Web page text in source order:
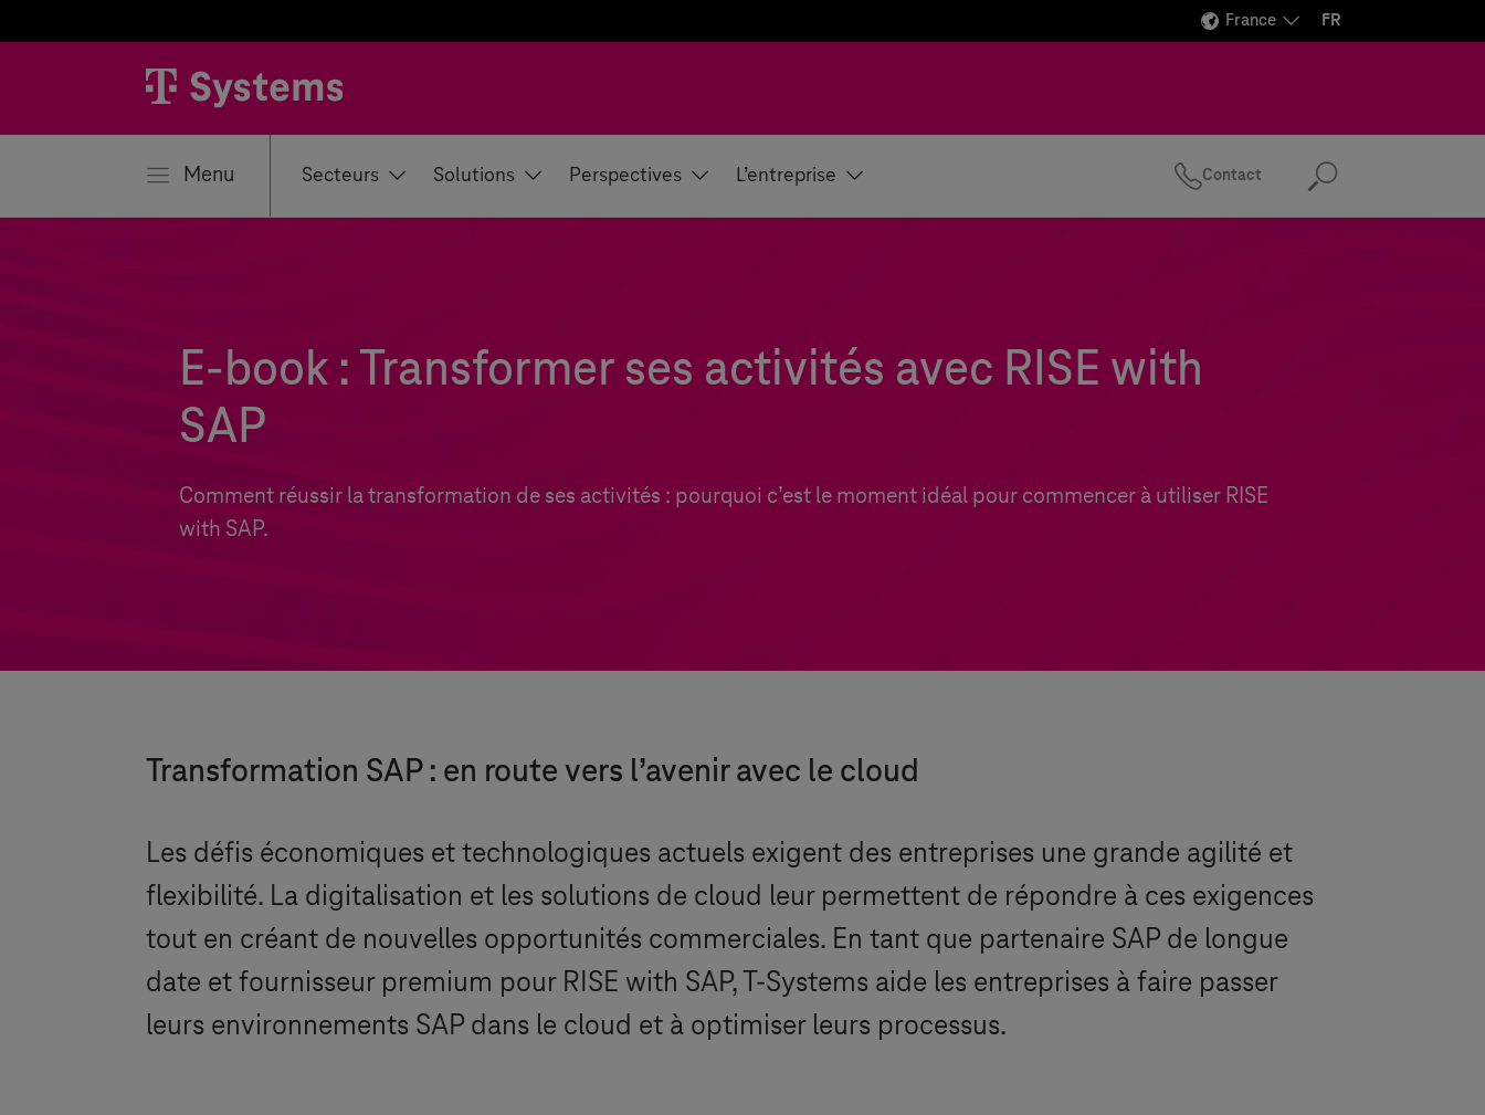
France FR
Menu Secteurs Solutions Perspectives L’entreprise Contact
E-book : Transformer ses activités avec RISE with
SAP
Comment réussir la transformation de ses activités : pourquoi c’est le moment idéal pour commencer à utiliser RISE
with SAP.
Transformation SAP : en route vers l’avenir avec le cloud
Les défis économiques et technologiques actuels exigent des entreprises une grande agilité et
flexibilité. La digitalisation et les solutions de cloud leur permettent de répondre à ces exigences
tout en créant de nouvelles opportunités commerciales. En tant que partenaire SAP de longue
date et fournisseur premium pour RISE with SAP, T-Systems aide les entreprises à faire passer
leurs environnements SAP dans le cloud et à optimiser leurs processus.